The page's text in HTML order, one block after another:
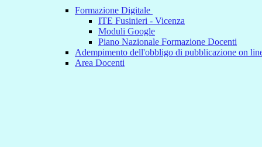
Formazione Digitale
ITE Fusinieri - Vicenza
Moduli Google
Piano Nazionale Formazione Docenti
Adempimento dell'obbligo di pubblicazione on
Area Docenti